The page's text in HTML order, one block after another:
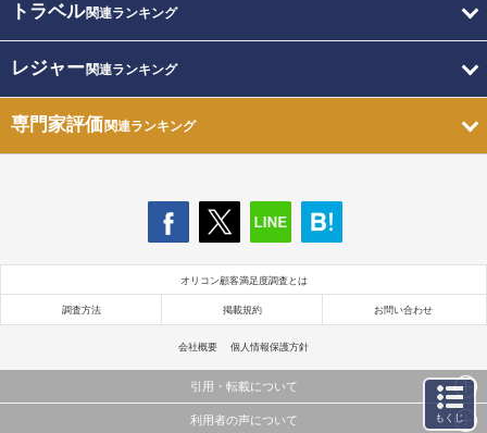
トラベル関連ランキング
レジャー関連ランキング
専門家評価関連ランキング
オリコン顧客満足度調査とは
調査方法 掲載規約 お問い合わせ
会社概要 個人情報保護方針
引用・転載について
当サイトで公開されている情報（文字、写真、イラスト、画像データ等）及びこれらの配置・
利用者の声について もくじ